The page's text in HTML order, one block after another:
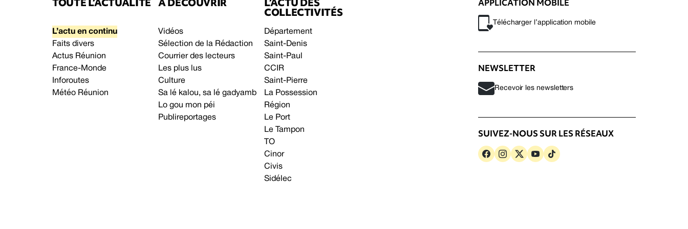
L’actu en continu
Faits divers
Actus Réunion
France-Monde
Inforoutes
Météo Réunion
Vidéos
Sélection de la Rédaction
Courrier des lecteurs
Les plus lus
Culture
Sa lé kalou, sa lé gadyamb
Lo gou mon péi
Publireportages
COLLECTIVITÉS
Département
Saint-Denis
Saint-Paul
CCIR
Saint-Pierre
La Possession
Région
Le Port
Le Tampon
TO
Cinor
Civis
Sidélec
APPLICATION MOBILE
Télécharger l’application mobile
NEWSLETTER
Recevoir les newsletters
SUIVEZ-NOUS SUR LES RÉSEAUX